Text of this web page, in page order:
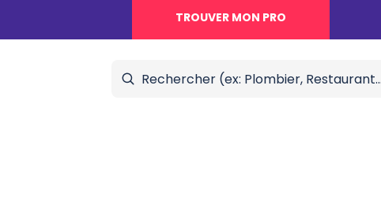
TROUVER MON PRO